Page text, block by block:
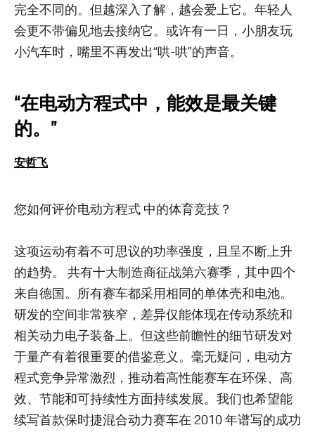
完全不同的。但越深入了解，越会爱上它。年轻人
会更不带偏见地去接纳它。或许有一日，小朋友玩
小汽车时，嘴里不再发出“哄-哄”的声音。
“在电动方程式中，能效是最关键
的。”
安哲飞
您如何评价电动方程式 中的体育竞技？
这项运动有着不可思议的功率强度，且呈不断上升
的趋势。 共有十大制造商征战第六赛季，其中四个
来自德国。所有赛车都采用相同的单体壳和电池。
研发的空间非常狭窄，差异仅能体现在传动系统和
相关动力电子装备上。但这些前瞻性的细节研发对
于量产有着很重要的借鉴意义。毫无疑问，电动方
程式竞争异常激烈，推动着高性能赛车在环保、高
效、节能和可持续性方面持续发展。我们也希望能
续写首款保时捷混合动力赛车在 2010 年谱写的成功